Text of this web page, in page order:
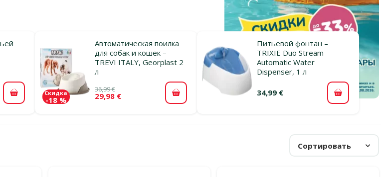
В корзину
Автоматическая поилка
для собак и кошек –
TREVI ITALY, Georplast 2
л
36,99 €
29,98 €
Скидка
-18 % В корзину
Питьевой фонтан –
TRIXIE Duo Stream
Automatic Water
Dispenser, 1 л
34,99 € В корзину
Сортировать